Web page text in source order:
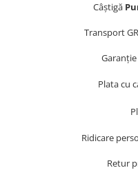
Câștigă
Transport
Plata cu
Ridicare
Retur